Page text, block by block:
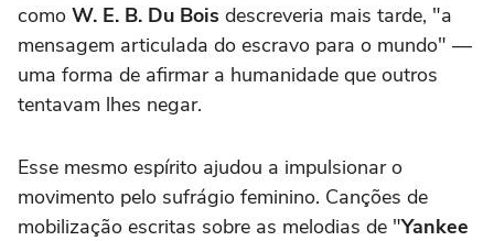
como W. E. B. Du Bois descreveria mais tarde, "a
mensagem articulada do escravo para o mundo" —
uma forma de afirmar a humanidade que outros
tentavam lhes negar.
Esse mesmo espírito ajudou a impulsionar o
movimento pelo sufrágio feminino. Canções de
mobilização escritas sobre as melodias de "Yankee